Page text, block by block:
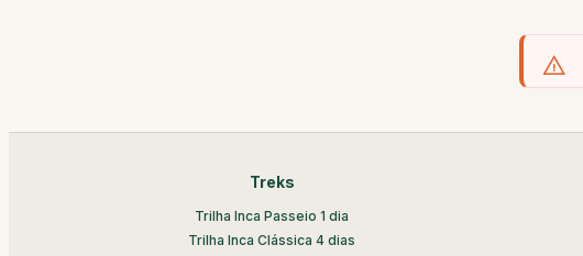
Treks
Trilha Inca Passeio 1 dia
Trilha Inca Clássica 4 dias